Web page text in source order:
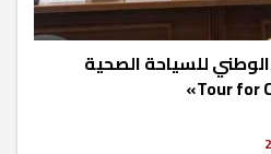
للسياحة الصحية